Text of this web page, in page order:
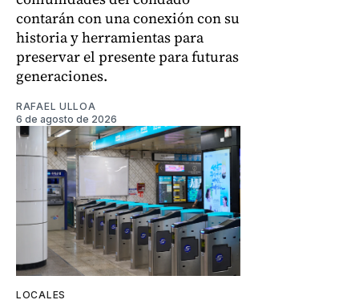
contarán con una conexión con su
historia y herramientas para
preservar el presente para futuras
generaciones.
RAFAEL ULLOA
6 de agosto de 2026
LOCALES